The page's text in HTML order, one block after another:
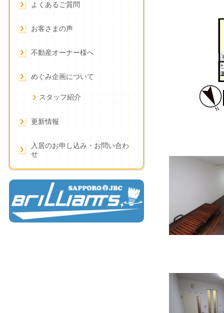
よくあるご質問
お客さまの声
不動産オーナー様へ
めぐみ企画について
スタッフ紹介
更新情報
入居のお申し込み・お問い合わ
せ